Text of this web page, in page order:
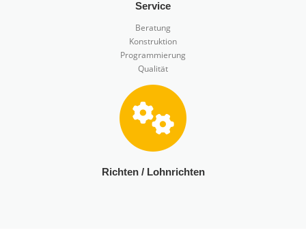
Service
Beratung
Konstruktion
Programmierung
Qualität
Richten / Lohnrichten